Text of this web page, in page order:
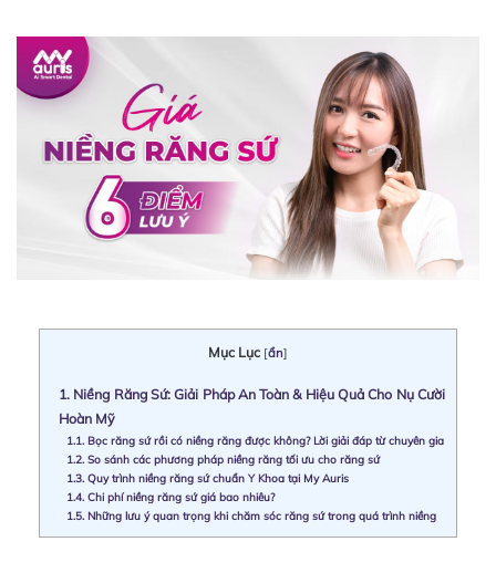
Mục Lục [ẩn]
1. Niềng Răng Sứ: Giải Pháp An Toàn & Hiệu Quả Cho Nụ Cười
Hoàn Mỹ
1.1. Bọc răng sứ rồi có niềng răng được không? Lời giải đáp từ chuyên gia
1.2. So sánh các phương pháp niềng răng tối ưu cho răng sứ
1.3. Quy trình niềng răng sứ chuẩn Y Khoa tại My Auris
1.4. Chi phí niềng răng sứ giá bao nhiêu?
1.5. Những lưu ý quan trọng khi chăm sóc răng sứ trong quá trình niềng